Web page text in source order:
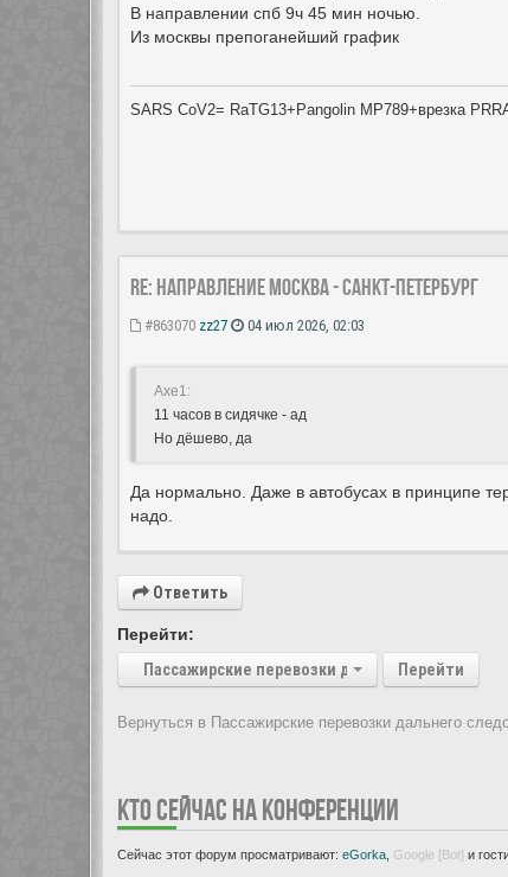
В направлении спб 9ч 45 мин ночью.
Из москвы препоганейший график
SARS CoV2= RaTG13+Pangolin MP789+врезка
Re: Направление Москва - Санкт-Петербург
#863070 zz27 04 июл 2026, 02:03
Axe1:
11 часов в сидячке - ад
Но дёшево, да
Да нормально. Даже в автобусах в принципе
надо.
Ответить
Перейти:
Пассажирские перевозки дальнего следования
Перейти
Вернуться в Пассажирские перевозки дальнего
КТО СЕЙЧАС НА КОНФЕРЕНЦИИ
Сейчас этот форум просматривают: eGorka Google [Bot] и